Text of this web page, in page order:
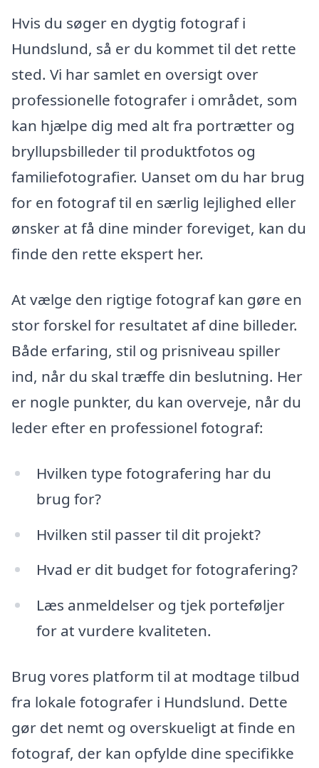
Hvis du søger en dygtig fotograf i
Hundslund, så er du kommet til det rette
sted. Vi har samlet en oversigt over
professionelle fotografer i området, som
kan hjælpe dig med alt fra portrætter og
bryllupsbilleder til produktfotos og
familiefotografier. Uanset om du har brug
for en fotograf til en særlig lejlighed eller
ønsker at få dine minder foreviget, kan du
finde den rette ekspert her.
At vælge den rigtige fotograf kan gøre en
stor forskel for resultatet af dine billeder.
Både erfaring, stil og prisniveau spiller
ind, når du skal træffe din beslutning. Her
er nogle punkter, du kan overveje, når du
leder efter en professionel fotograf:
Hvilken type fotografering har du
brug for?
Hvilken stil passer til dit projekt?
Hvad er dit budget for fotografering?
Læs anmeldelser og tjek porteføljer
for at vurdere kvaliteten.
Brug vores platform til at modtage tilbud
fra lokale fotografer i Hundslund. Dette
gør det nemt og overskueligt at finde en
fotograf, der kan opfylde dine specifikke